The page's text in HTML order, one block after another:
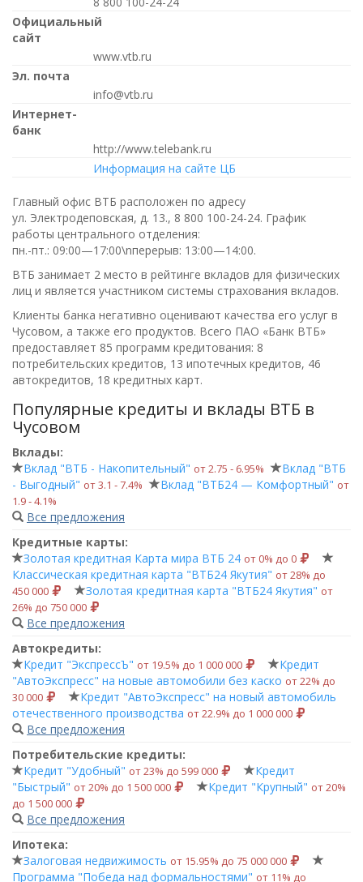
Официальный
сайт
www.vtb.ru
Эл. почта
info@vtb.ru
Интернет-
банк
http://www.telebank.ru
Информация на сайте ЦБ
Главный офис ВТБ расположен по адресу
ул. Электродеповская, д. 13., 8 800 100-24-24. График
работы центрального отделения:
пн.-пт.: 09:00—17:00\nперерыв: 13:00—14:00.
ВТБ занимает 2 место в рейтинге вкладов для физических
лиц и является участником системы страхования вкладов.
Клиенты банка негативно оценивают качества его услуг в
Чусовом, а также его продуктов. Всего ПАО «Банк ВТБ»
предоставляет 85 программ кредитования: 8
потребительских кредитов, 13 ипотечных кредитов, 46
автокредитов, 18 кредитных карт.
Популярные кредиты и вклады ВТБ в
Чусовом
Вклады:
Вклад "ВТБ - Накопительный" от 2.75 ‑ 6.95%
Вклад "ВТБ
- Выгодный" от 3.1 ‑ 7.4% Вклад "ВТБ24 — Комфортный" от
1.9 ‑ 4.1%
Все предложения
Кредитные карты:
Золотая кредитная Карта мира ВТБ 24 от 0% до 0
Классическая кредитная карта "ВТБ24 Якутия" от 28% до
450 000
Золотая кредитная карта "ВТБ24 Якутия" от
26% до 750 000
Все предложения
Автокредиты:
Кредит "ЭкспрессЪ" от 19.5% до 1 000 000
Кредит
"АвтоЭкспресс" на новые автомобили без каско от 22% до
30 000
Кредит "АвтоЭкспресс" на новый автомобиль
отечественного производства от 22.9% до 1 000 000
Все предложения
Потребительские кредиты:
Кредит "Удобный" от 23% до 599 000
Кредит
"Быстрый" от 20% до 1 500 000 Кредит "Крупный" от 20%
до 1 500 000
Все предложения
Ипотека:
Залоговая недвижимость от 15.95% до 75 000 000
Программа "Победа над формальностями" от 11% до